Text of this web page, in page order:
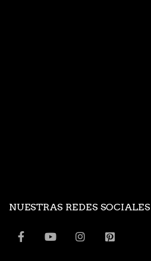
NUESTRAS REDES SOCIALES